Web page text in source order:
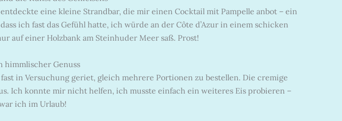
eine kleine Strandbar, die mir einen Cocktail mit Pampelle anbot – ein
ich fast das Gefühl hatte, ich würde an der Côte d’Azur in einem schicken
auf einer Holzbank am Steinhuder Meer saß. Prost!
himmlischer Genuss
in Versuchung geriet, gleich mehrere Portionen zu bestellen. Die cremige
Ich konnte mir nicht helfen, ich musste einfach ein weiteres Eis probieren –
ich im Urlaub!